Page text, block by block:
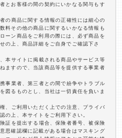
とお客様の間の契約にいかなる関与もす
の商品に関する情報の正確性には細心の
料その他の商品に関するいかなる情報も
ーン商品をご利用の際には、必ず商品を
の上、商品詳細をご自身でご確認下さ
本サイトに掲載される商品やサービス等
ますので、当該商品等を提供する事業者
事業者、第三者との間で紛争やトラブル
図るものとし、当社は一切責任を負いま
、ご利用いただく上での注意、プライバ
の上、本サイトをご利用下さい。
証を提出する場合、保険者番号、被保険
思確認欄に記載がある場合はマスキング